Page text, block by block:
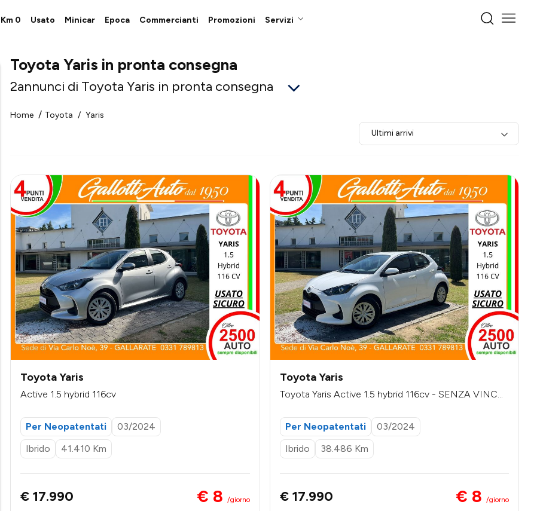
0 Usato Minicar Epoca Commercianti Promozioni Servizi
Toyota Yaris in pronta consegna
2annunci di Toyota Yaris in pronta consegna
Home Toyota
Yaris
Ultimi arrivi
Toyota Yaris
Active 1.5 hybrid 116cv
Per Neopatentati
03/2024
Ibrido
41.410 Km
€ 17.990 € 8 /giorno
Toyota Yaris
Toyota Yaris Active 1.5 hybrid 116cv - SENZA VINCO
Per Neopatentati
03/2024
Ibrido
38.486 Km
€ 17.990 € 8 /giorno